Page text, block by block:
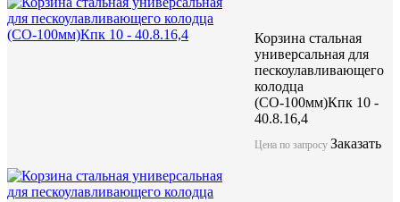
Корзина стальная
универсальная для
пескоулавливающего
колодца
(СО-100мм)Кпк 10 -
40.8.16,4
Цена по запросу Заказать